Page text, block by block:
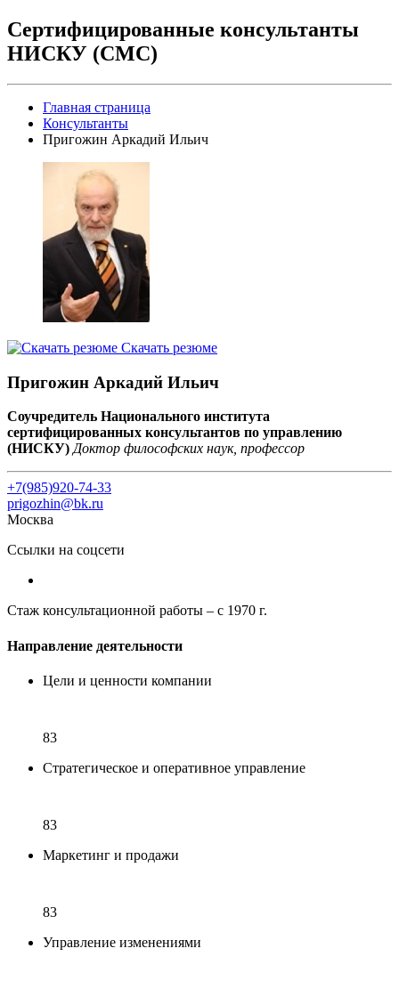
Сертифицированные консультанты
НИСКУ (CMC)
Главная страница
Консультанты
Пригожин Аркадий Ильич
Скачать резюме
Пригожин Аркадий Ильич
Соучредитель Национального института
сертифицированных консультантов по управлению
(НИСКУ) Доктор философских наук, профессор
+7(985)920-74-33
prigozhin@bk.ru
Москва
Ссылки на соцсети
Стаж консультационной работы – с 1970 г.
Направление деятельности
Цели и ценности компании
83
Стратегическое и оперативное управление
83
Маркетинг и продажи
83
Управление изменениями